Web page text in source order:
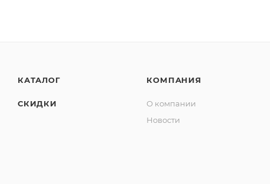
КАТАЛОГ
СКИДКИ
КОМПАНИЯ
О компании
Новости